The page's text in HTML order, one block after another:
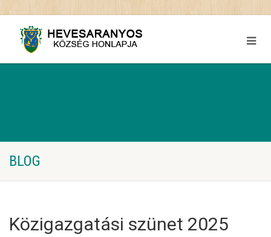
BLOG
Közigazgatási szünet 2025